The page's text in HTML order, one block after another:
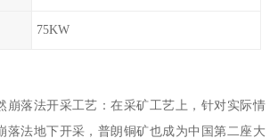
75KW
崩落法开采工艺：在采矿工艺上，针对实际情
落法地下开采，普朗铜矿也成为中国第二座大